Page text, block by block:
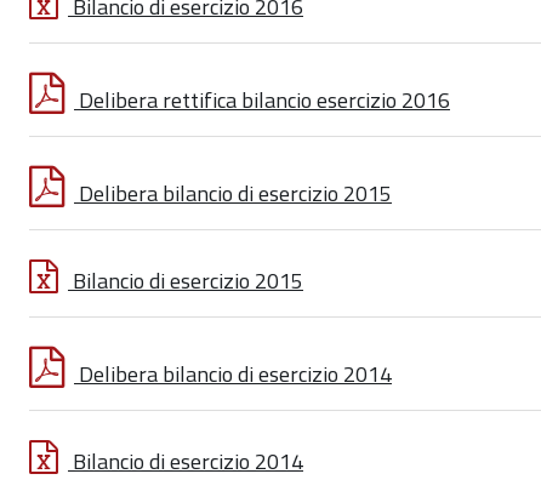
Bilancio di esercizio 2016
Delibera rettifica bilancio esercizio 2016
Delibera bilancio di esercizio 2015
Bilancio di esercizio 2015
Delibera bilancio di esercizio 2014
Bilancio di esercizio 2014